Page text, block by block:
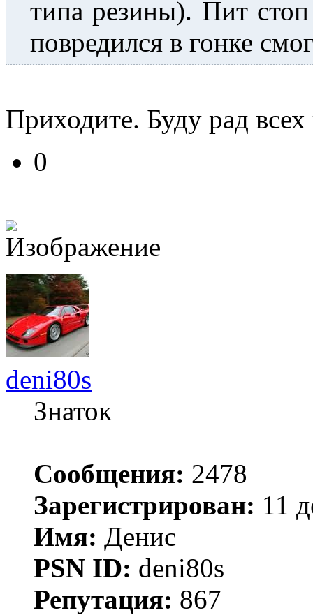
типа резины). Пит
повредился в гонке
Приходите. Буду рад всех
0
deni80s
Знаток
Сообщения: 2478
Зарегистрирован: 11
Имя: Денис
PSN ID: deni80s
Репутация: 867